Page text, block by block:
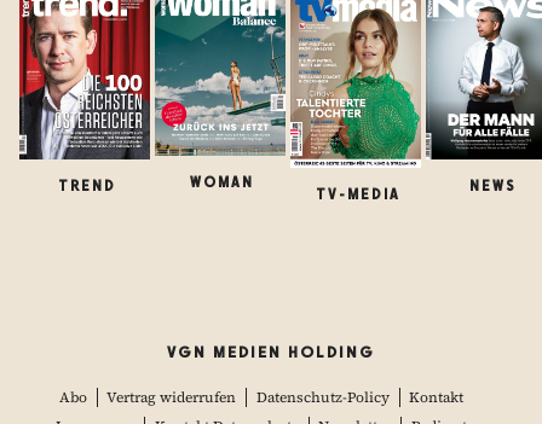
TREND WOMAN
TV-MEDIA
NEWS
VGN MEDIEN HOLDING
Abo Vertrag widerrufen Datenschutz-Policy
Kontakt